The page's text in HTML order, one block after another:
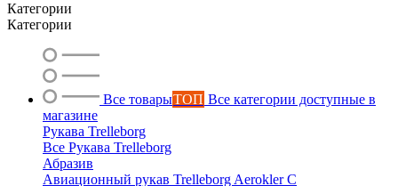
Категории
Категории
Все товарыТОП Все категории доступные в
магазине
Рукава Trelleborg
Все Рукава Trelleborg
Абразив
Авиационный рукав Trelleborg Aerokler C